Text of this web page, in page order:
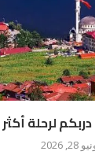
لرحلة
28, 2026